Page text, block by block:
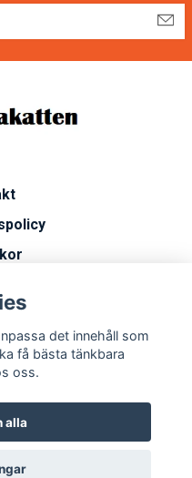
det innehåll som
få bästa tänkbara
oss.
alla